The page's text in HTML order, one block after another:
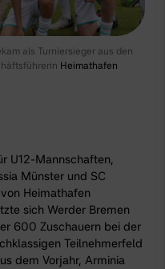
als Turniersieger aus den
Heimathafen
U12-Mannschaften,
Münster und SC
Heimathafen
sich Werder Bremen
600 Zuschauern bei der
Teilnehmerfeld
dem Vorjahr, Arminia